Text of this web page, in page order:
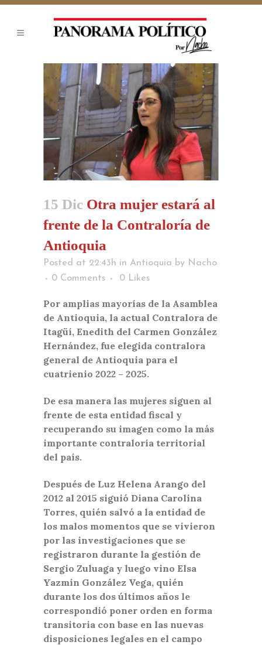
15 Dic Otra mujer estará al
frente de la Contraloría de
Antioquia
Posted at 22:43h in Antioquia by Nacho
0 Comments
0 Likes
Por amplias mayorías de la Asamblea
de Antioquia, la actual Contralora de
Itagüí, Enedith del Carmen González
Hernández, fue elegida contralora
general de Antioquia para el
cuatrienio 2022 – 2025.
De esa manera las mujeres siguen al
frente de esta entidad fiscal y
recuperando su imagen como la más
importante contraloría territorial
del país.
Después de Luz Helena Arango del
2012 al 2015 siguió Diana Carolina
Torres, quién salvó a la entidad de
los malos momentos que se vivieron
por las investigaciones que se
registraron durante la gestión de
Sergio Zuluaga y luego vino Elsa
Yazmín González Vega, quién
durante los dos últimos años le
correspondió poner orden en forma
transitoria con base en las nuevas
disposiciones legales en el campo